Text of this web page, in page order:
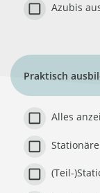
Azubis
Praktisch
Alles
(Teil-